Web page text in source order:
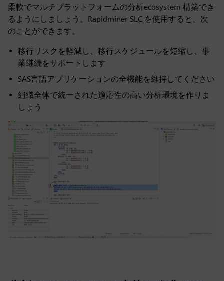
柔軟でマルチプラットフォームの分析ecosystem 構築でき
るようにしましょう。Rapidminer SLC を使用すると、次
のことができます。
移行リスクを軽減し、移行スケジュールを短縮し、事
業継続をサポートします
SAS言語アプリケーションの全機能を維持してください
組織全体で統一された適応性の高い分析環境を作りま
しょう